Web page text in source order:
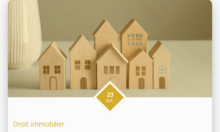
23
avr.
Droit immobilier